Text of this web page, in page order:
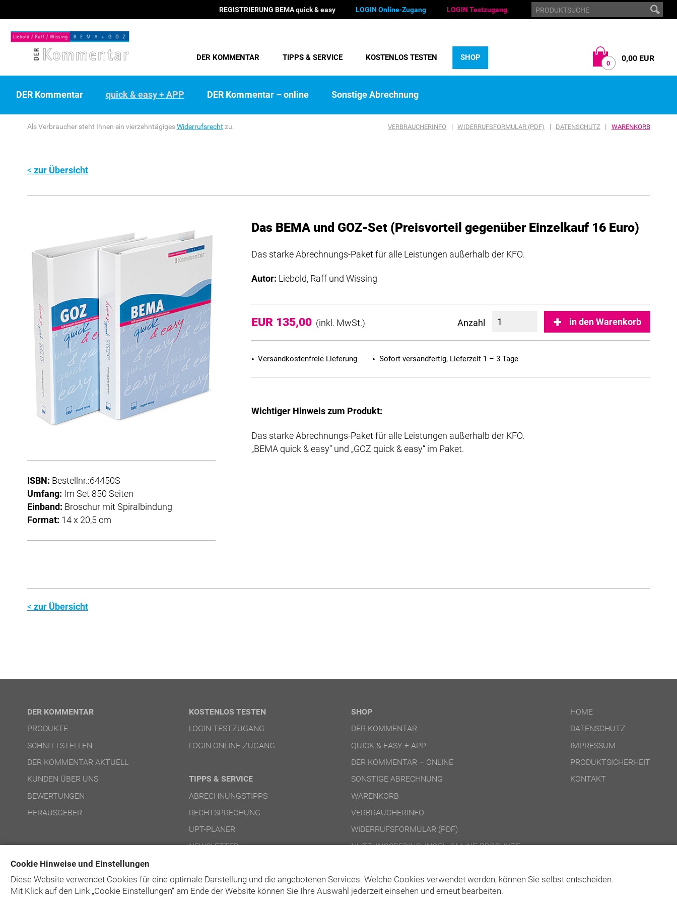
Cookie Hinweise und Einstellungen
Diese Website verwendet Cookies für eine optimale Darstellung und die angebotenen Services. Welche Cookies verwendet werden, können Sie selbst entscheiden.
Mit Klick auf den Link „Cookie Einstellungen“ am Ende der Website können Sie Ihre Auswahl jederzeit einsehen und erneut bearbeiten.
REGISTRIERUNG BEMA quick & easy LOGIN Online-Zugang LOGIN Testzugang
DER KOMMENTAR TIPPS & SERVICE KOSTENLOS TESTEN SHOP
0 0,00 EUR
DER Kommentar quick & easy + APP DER Kommentar – online Sonstige Abrechnung
Als Verbraucher steht Ihnen ein vierzehntägigesWiderrufsrecht zu. VERBRAUCHERINFO | WIDERRUFSFORMULAR (PDF) | DATENSCHUTZ | WARENKORB
zur Übersicht
ISBN: Bestellnr.:64450S
Umfang: Im Set 850 Seiten
Einband: Broschur mit Spiralbindung
Format: 14 x 20,5 cm
Das BEMA und GOZ-Set (Preisvorteil gegenüber Einzelkauf 16 Euro)
Das starke Abrechnungs-Paket für alle Leistungen außerhalb der KFO.
Autor: Liebold, Raff und Wissing
EUR 135,00 (inkl. MwSt.) Anzahl in den Warenkorb
Versandkostenfreie Lieferung Sofort versandfertig, Lieferzeit 1 – 3 Tage
Wichtiger Hinweis zum Produkt:
Das starke Abrechnungs-Paket für alle Leistungen außerhalb der KFO.
„BEMA quick & easy“ und „GOZ quick & easy“ im Paket.
zur Übersicht
DER KOMMENTAR
PRODUKTE
SCHNITTSTELLEN
DER KOMMENTAR AKTUELL
KUNDEN ÜBER UNS
BEWERTUNGEN
HERAUSGEBER
KOSTENLOS TESTEN
LOGIN TESTZUGANG
LOGIN ONLINE-ZUGANG
TIPPS & SERVICE
ABRECHNUNGSTIPPS
RECHTSPRECHUNG
UPT-PLANER
NEWSLETTER
SHOP
DER KOMMENTAR
QUICK & EASY + APP
DER KOMMENTAR – ONLINE
SONSTIGE ABRECHNUNG
WARENKORB
VERBRAUCHERINFO
WIDERRUFSFORMULAR (PDF)
NUTZUNGSBEDINGUNGEN ONLINE-PRODUKTE
HOME
DATENSCHUTZ
IMPRESSUM
PRODUKTSICHERHEIT
KONTAKT